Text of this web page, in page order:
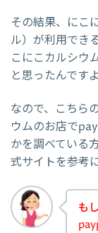
その結果、にこ
ル）が利用でき
こにこカルシウ
と思ったんですよ
なので、こちら
ウムのお店で
かを調べている
式サイトを参考
も